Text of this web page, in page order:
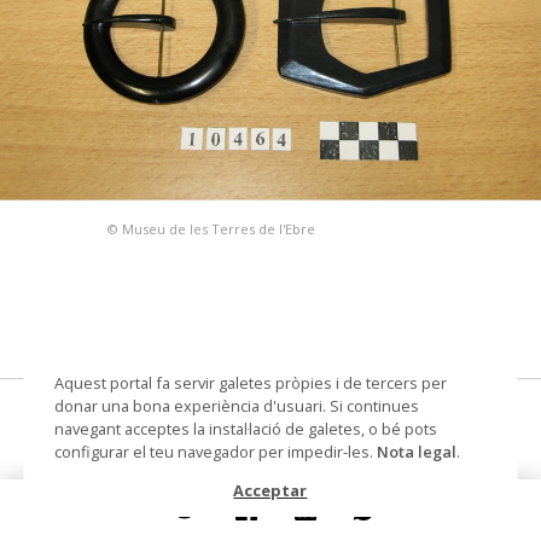
© Museu de les Terres de l'Ebre
sivella
Materials i tècniques metall
Aquest portal fa servir galetes pròpies i de tercers per
donar una bona experiència d'usuari. Si continues
navegant acceptes la instal·lació de galetes, o bé pots
configurar el teu navegador per impedir-les. Nota legal.
Acceptar